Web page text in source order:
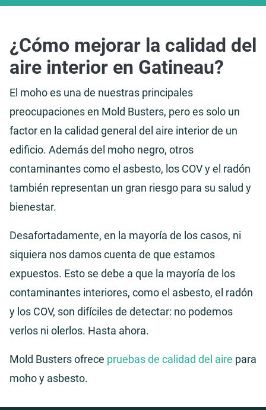
¿Cómo mejorar la calidad del
aire interior en Gatineau?
El moho es una de nuestras principales
preocupaciones en Mold Busters, pero es solo un
factor en la calidad general del aire interior de un
edificio. Además del moho negro, otros
contaminantes como el asbesto, los COV y el radón
también representan un gran riesgo para su salud y
bienestar.
Desafortadamente, en la mayoría de los casos, ni
siquiera nos damos cuenta de que estamos
expuestos. Esto se debe a que la mayoría de los
contaminantes interiores, como el asbesto, el radón
y los COV, son difíciles de detectar: no podemos
verlos ni olerlos. Hasta ahora.
Mold Busters ofrece pruebas de calidad del aire para
moho y asbesto.